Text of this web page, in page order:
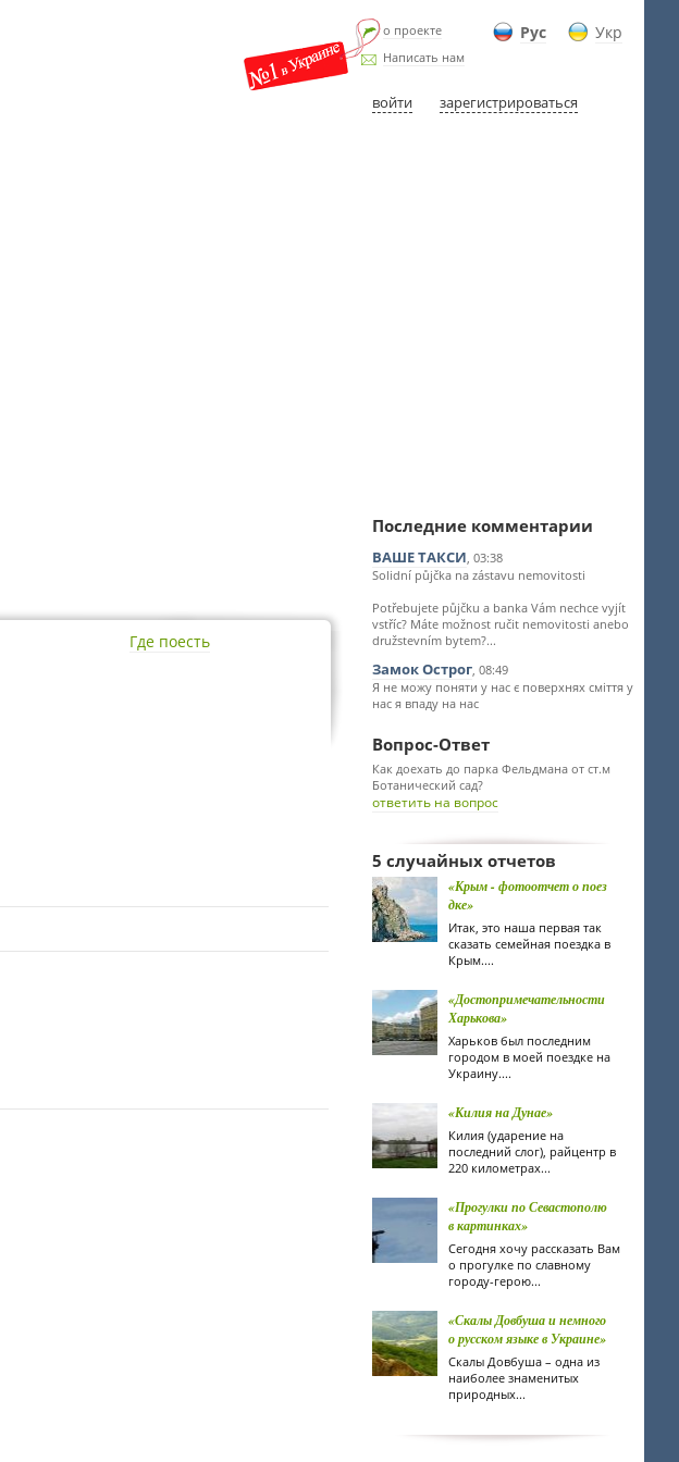
Рус Укр
о проекте
Написать нам
войти зарегистрироваться
Где поесть
Последние комментарии
ВАШЕ ТАКСИ, 03:38
Solidní půjčka na zástavu nemovitosti
Potřebujete půjčku a banka Vám nechce vyjít
vstříc? Máte možnost ručit nemovitosti anebo
družstevním bytem?...
Замок Острог, 08:49
Я не можу поняти у нас є поверхнях сміття у
нас я впаду на нас
Вопрос-Ответ
Как доехать до парка Фельдмана от ст.м
Ботанический сад?
ответить на вопрос
5 случайных отчетов
«Крым - фотоотчет о поез
дке»
Итак, это наша первая так
сказать семейная поездка в
Крым....
«Достопримечательности
Харькова»
Харьков был последним
городом в моей поездке на
Украину....
«Килия на Дунае»
Килия (ударение на
последний слог), райцентр в
220 километрах...
«Прогулки по Севастополю
в картинках»
Сегодня хочу рассказать Вам
о прогулке по славному
городу-герою...
«Скалы Довбуша и немного
о русском языке в Украине»
Скалы Довбуша – одна из
наиболее знаменитых
природных...